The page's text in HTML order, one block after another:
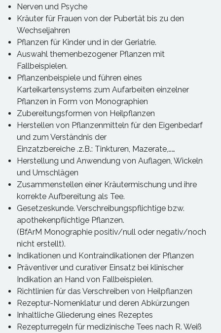
Nerven und Psyche
Kräuter für Frauen von der Pubertät bis zu den
Wechseljahren
Pflanzen für Kinder und in der Geriatrie.
Auswahl themenbezogener Pflanzen mit
Fallbeispielen.
Pflanzenbeispiele und führen eines
Karteikartensystems zum Aufarbeiten einzelner
Pflanzen in Form von Monographien
Zubereitungsformen von Heilpflanzen
Herstellen von Pflanzenmitteln für den Eigenbedarf
und zum Verständnis der
Einzatzbereiche .z.B.: Tinkturen, Mazerate,……
Herstellung und Anwendung von Auflagen, Wickeln
und Umschlägen
Zusammenstellen einer Kräutermischung und ihre
korrekte Aufbereitung als Tee.
Gesetzeskunde. Verschreibungspflichtige bzw.
apothekenpflichtige Pflanzen.
(BfArM Monographie positiv/null oder negativ/noch
nicht erstellt).
Indikationen und Kontraindikationen der Pflanzen
Präventiver und curativer Einsatz bei klinischer
Indikation an Hand von Fallbeispielen.
Richtlinien für das Verschreiben von Heilpflanzen
Rezeptur-Nomenklatur und deren Abkürzungen
Inhaltliche Gliederung eines Rezeptes
Rezepturregeln für medizinische Tees nach R. Weiß